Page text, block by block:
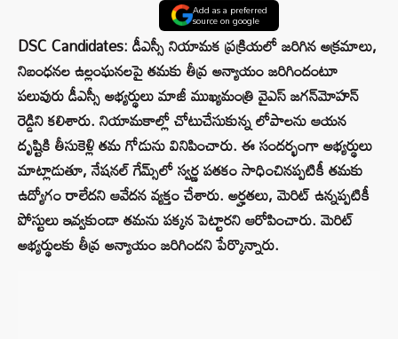
Add as a preferred
source on google
DSC Candidates: డీఎస్సీ నియామక ప్రక్రియలో జరిగిన అక్రమాలు,
నిబంధనల ఉల్లంఘనలపై తమకు తీవ్ర అన్యాయం జరిగిందంటూ
పలువురు డీఎస్సీ అభ్యర్థులు మాజీ ముఖ్యమంత్రి వైఎస్ జగన్‌మోహన్
రెడ్డిని కలిశారు. నియామకాల్లో చోటుచేసుకున్న లోపాలను ఆయన
దృష్టికి తీసుకెళ్లి తమ గోడును వినిపించారు. ఈ సందర్భంగా అభ్యర్థులు
మాట్లాడుతూ, నేషనల్ గేమ్స్‌లో స్వర్ణ పతకం సాధించినప్పటికీ తమకు
ఉద్యోగం రాలేదని ఆవేదన వ్యక్తం చేశారు. అర్హతలు, మెరిట్ ఉన్నప్పటికీ
పోస్టులు ఇవ్వకుండా తమను పక్కన పెట్టారని ఆరోపించారు. మెరిట్
అభ్యర్థులకు తీవ్ర అన్యాయం జరిగిందని పేర్కొన్నారు.